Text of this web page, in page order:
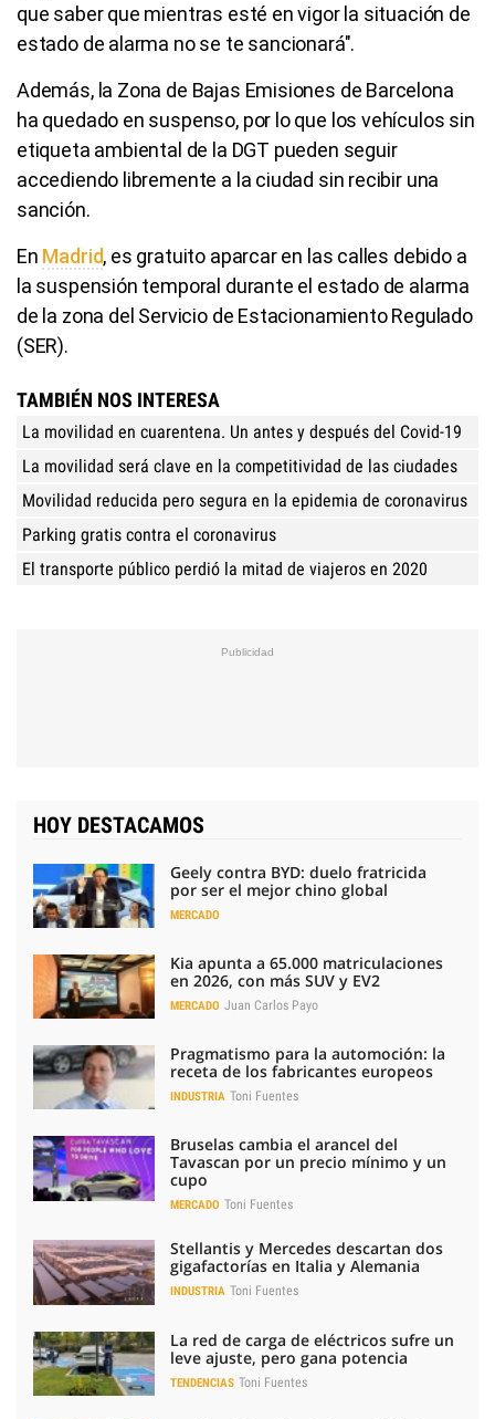
que saber que mientras esté en vigor la situación de
estado de alarma no se te sancionará".
Además, la Zona de Bajas Emisiones de Barcelona
ha quedado en suspenso, por lo que los vehículos sin
etiqueta ambiental de la DGT pueden seguir
accediendo libremente a la ciudad sin recibir una
sanción.
En Madrid, es gratuito aparcar en las calles debido a
la suspensión temporal durante el estado de alarma
de la zona del Servicio de Estacionamiento Regulado
(SER).
TAMBIÉN NOS INTERESA
La movilidad en cuarentena. Un antes y después del Covid-19
La movilidad será clave en la competitividad de las ciudades
Movilidad reducida pero segura en la epidemia de coronavirus
Parking gratis contra el coronavirus
El transporte público perdió la mitad de viajeros en 2020
HOY DESTACAMOS
Geely contra BYD: duelo fratricida
por ser el mejor chino global
MERCADO
Kia apunta a 65.000 matriculaciones
en 2026, con más SUV y EV2
MERCADO Juan Carlos Payo
Pragmatismo para la automoción: la
receta de los fabricantes europeos
INDUSTRIA Toni Fuentes
Bruselas cambia el arancel del
Tavascan por un precio mínimo y un
cupo
MERCADO Toni Fuentes
Stellantis y Mercedes descartan dos
gigafactorías en Italia y Alemania
INDUSTRIA Toni Fuentes
La red de carga de eléctricos sufre un
leve ajuste, pero gana potencia
TENDENCIAS Toni Fuentes